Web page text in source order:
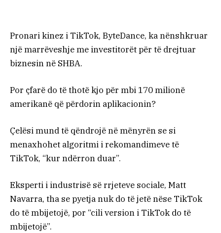
Pronari kinez i TikTok, ByteDance, ka nënshkruar
një marrëveshje me investitorët për të drejtuar
biznesin në SHBA.
Por çfarë do të thotë kjo për mbi 170 milionë
amerikanë që përdorin aplikacionin?
Çelësi mund të qëndrojë në mënyrën se si
menaxhohet algoritmi i rekomandimeve të
TikTok, “kur ndërron duar”.
Eksperti i industrisë së rrjeteve sociale, Matt
Navarra, tha se pyetja nuk do të jetë nëse TikTok
do të mbijetojë, por “cili version i TikTok do të
mbijetojë”.